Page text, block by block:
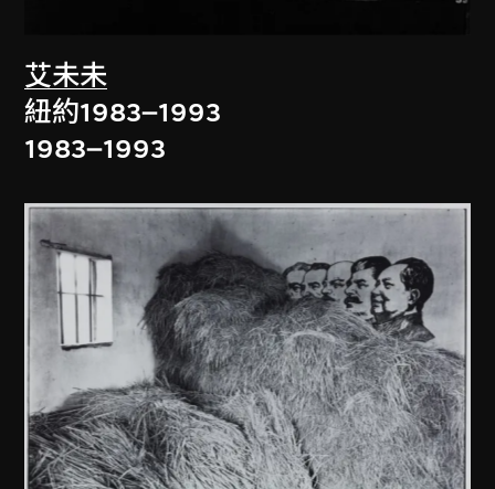
艾未未
紐約1983–1993
1983–1993